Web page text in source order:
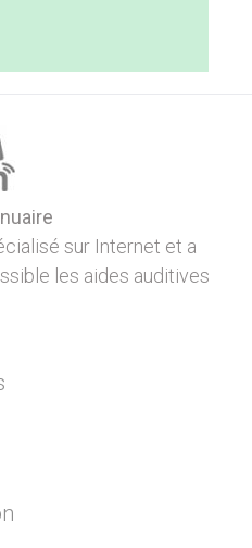
sur Internet et a
les aides auditives